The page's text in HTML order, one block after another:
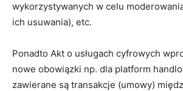
wykorzystywanych w celu
ich usuwania), etc.
Ponadto Akt o usługach cyfrowych
nowe obowiązki np. dla platform
zawierane są transakcje (umowy)